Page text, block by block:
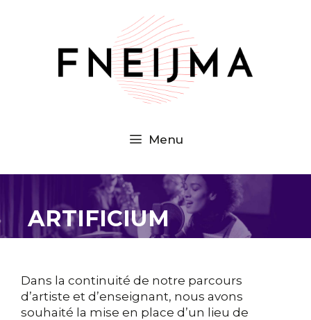
Menu
ARTIFICIUM
Dans la continuité de notre parcours
d’artiste et d’enseignant, nous avons
souhaité la mise en place d’un lieu de